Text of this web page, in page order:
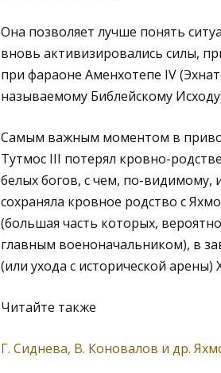
Она позволяет лучше понять
вновь активизировались силы,
при фараоне Аменхотепе IV
называемому Библейскому
Самым важным моментом в
Тутмос III потерял кровно-
белых богов, с чем, по-видимому,
сохраняла кровное родство с
(большая часть которых,
главным военоначальником), в
(или ухода с исторической
Читайте также
Г. Сиднева, В. Коновалов и др.